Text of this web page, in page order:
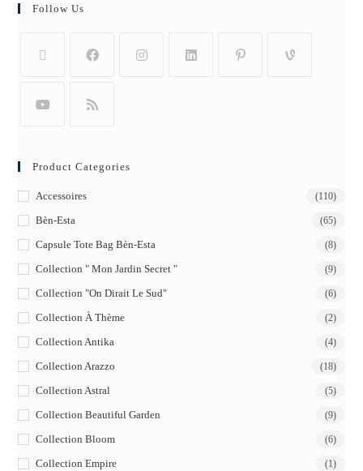
Follow Us
Product Categories
Accessoires (110)
Bèn-Esta (65)
Capsule Tote Bag Bèn-Esta (8)
Collection " Mon Jardin Secret " (9)
Collection "On Dirait Le Sud" (6)
Collection À Thème (2)
Collection Antika (4)
Collection Arazzo (18)
Collection Astral (5)
Collection Beautiful Garden (9)
Collection Bloom (6)
Collection Empire (1)